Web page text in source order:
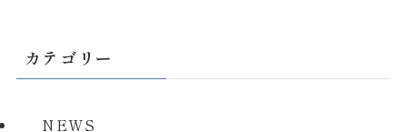
カテゴリー
NEWS